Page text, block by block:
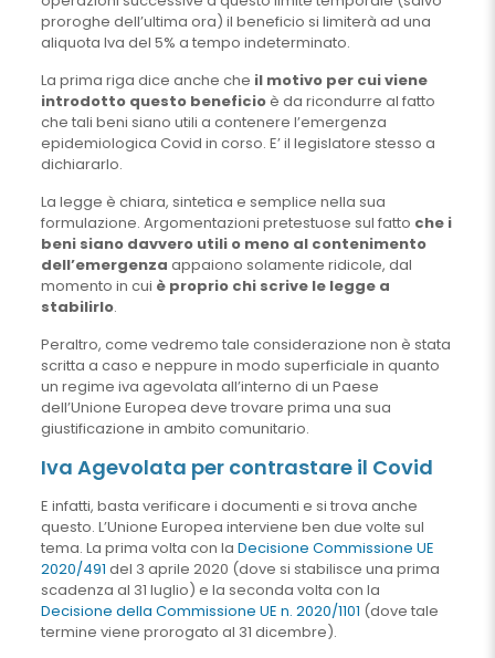
proroghe dell’ultima ora) il beneficio si limiterà ad una
aliquota Iva del 5% a tempo indeterminato.
La prima riga dice anche che il motivo per cui viene
introdotto questo beneficioè da ricondurre al fatto
che tali beni siano utili a contenere l’emergenza
epidemiologica Covid in corso. E’ il legislatore stesso a
dichiararlo.
La legge è chiara, sintetica e semplice nella sua
formulazione. Argomentazioni pretestuose sul fatto che i
beni siano davvero utili o meno al contenimento
dell’emergenza appaiono solamente ridicole, dal
momento in cui è proprio chi scrive le legge a
stabilirlo.
Peraltro, come vedremo tale considerazione non è stata
scritta a caso e neppure in modo superficiale in quanto
un regime iva agevolata all’interno di un Paese
dell’Unione Europea deve trovare prima una sua
giustificazione in ambito comunitario.
Iva Agevolata per contrastare il Covid
E infatti, basta verificare i documenti e si trova anche
questo. L’Unione Europea interviene ben due volte sul
tema. La prima volta con la Decisione Commissione UE
2020/491 del 3 aprile 2020 (dove si stabilisce una prima
scadenza al 31 luglio) e la seconda volta con la
Decisione della Commissione UE n. 2020/1101 (dove tale
termine viene prorogato al 31 dicembre).